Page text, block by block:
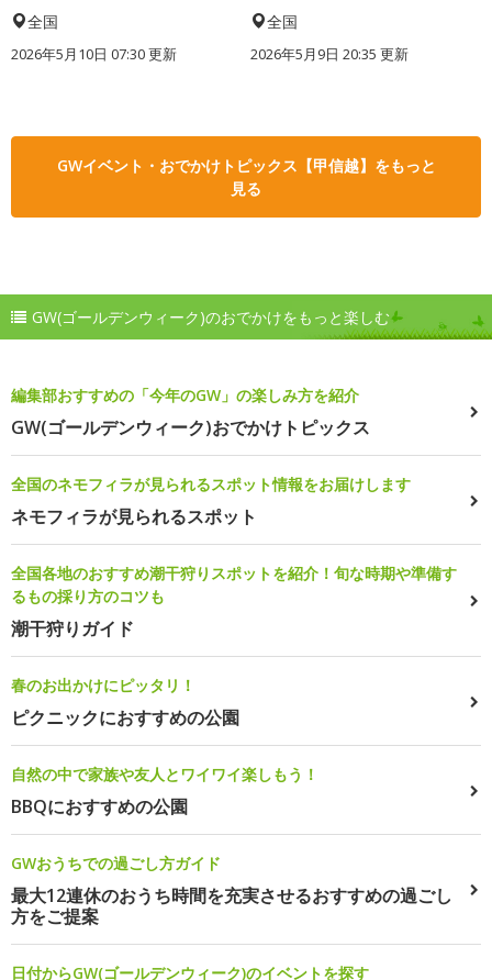
全国
2026年5月10日 07:30 更新
全国
2026年5月9日 20:35 更新
GWイベント・おでかけトピックス【甲信越】をもっと
見る
GW(ゴールデンウィーク)のおでかけをもっと楽しむ
編集部おすすめの「今年のGW」の楽しみ方を紹介
GW(ゴールデンウィーク)おでかけトピックス
全国のネモフィラが見られるスポット情報をお届けします
ネモフィラが見られるスポット
全国各地のおすすめ潮干狩りスポットを紹介！旬な時期や準備す
るもの採り方のコツも
潮干狩りガイド
春のお出かけにピッタリ！
ピクニックにおすすめの公園
自然の中で家族や友人とワイワイ楽しもう！
BBQにおすすめの公園
GWおうちでの過ごし方ガイド
最大12連休のおうち時間を充実させるおすすめの過ごし
方をご提案
日付からGW(ゴールデンウィーク)のイベントを探す